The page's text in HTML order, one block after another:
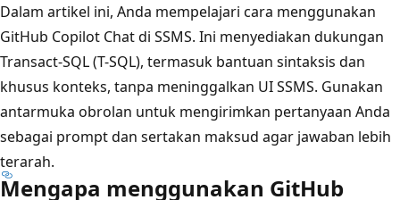
Dalam artikel ini, Anda mempelajari cara menggunakan
GitHub Copilot Chat di SSMS. Ini menyediakan dukungan
Transact-SQL (T-SQL), termasuk bantuan sintaksis dan
khusus konteks, tanpa meninggalkan UI SSMS. Gunakan
antarmuka obrolan untuk mengirimkan pertanyaan Anda
sebagai prompt dan sertakan maksud agar jawaban lebih
terarah.
Mengapa menggunakan GitHub